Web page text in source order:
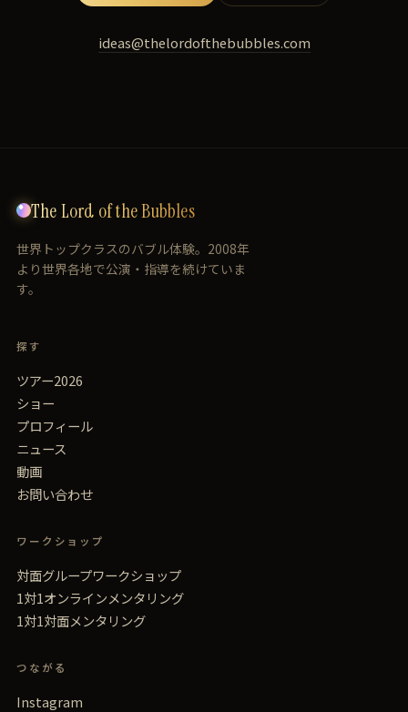
ideas@thelordofthebubbles.com
The Lord of the Bubbles
世界トップクラスのバブル体験。2008年
より世界各地で公演・指導を続けていま
す。
探す
ツアー2026
ショー
プロフィール
ニュース
動画
お問い合わせ
ワークショップ
対面グループワークショップ
1対1オンラインメンタリング
1対1対面メンタリング
つながる
Instagram